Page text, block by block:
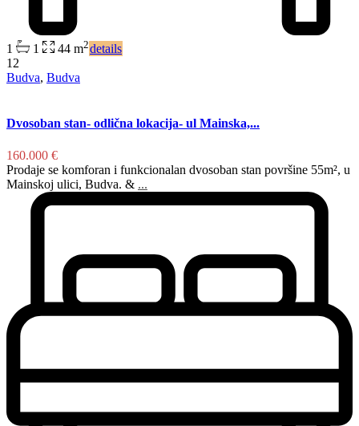
1 1 44 m2details
12
Budva, Budva
Dvosoban stan- odlična lokacija- ul Mainska,...
160.000 €
Prodaje se komforan i funkcionalan dvosoban stan površine 55m², u
Mainskoj ulici, Budva. & ...